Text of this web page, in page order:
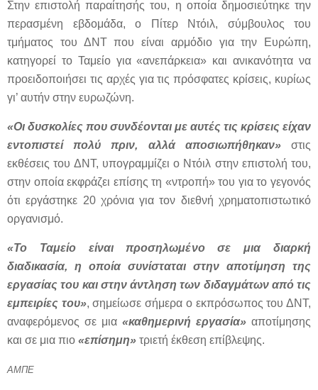
Στην επιστολή παραίτησής του, η οποία δημοσιεύτηκε την
περασμένη εβδομάδα, ο Πίτερ Ντόιλ, σύμβουλος του
τμήματος του ΔΝΤ που είναι αρμόδιο για την Ευρώπη,
κατηγορεί το Ταμείο για «ανεπάρκεια» και ανικανότητα να
προειδοποιήσει τις αρχές για τις πρόσφατες κρίσεις, κυρίως
γι’ αυτήν στην ευρωζώνη.
«Οι δυσκολίες που συνδέονται με αυτές τις κρίσεις είχαν
εντοπιστεί πολύ πριν, αλλά αποσιωπήθηκαν»στις
εκθέσεις του ΔΝΤ, υπογραμμίζει ο Ντόιλ στην επιστολή του,
στην οποία εκφράζει επίσης τη «ντροπή» του για το γεγονός
ότι εργάστηκε 20 χρόνια για τον διεθνή χρηματοπιστωτικό
οργανισμό.
«Το Ταμείο είναι προσηλωμένο σε μια διαρκή
διαδικασία, η οποία συνίσταται στην αποτίμηση της
εργασίας του και στην άντληση των διδαγμάτων από τις
εμπειρίες του», σημείωσε σήμερα ο εκπρόσωπος του ΔΝΤ,
αναφερόμενος σε μια «καθημερινή εργασία» αποτίμησης
και σε μια πιο «επίσημη» τριετή έκθεση επίβλεψης.
ΑΜΠΕ